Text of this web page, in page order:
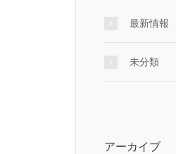
最新情報
未分類
アーカイブ